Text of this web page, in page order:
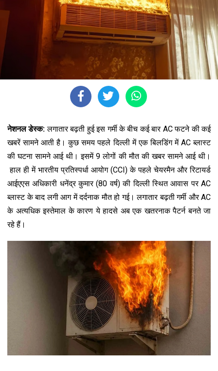
नेशनल डेस्क: लगातार बढ़ती हुई इस गर्मी के बीच कई बार AC फटने की कई
खबरें सामने आती है। कुछ समय पहले दिल्ली में एक बिलडिंग में AC ब्लास्ट
की घटना सामने आई थी। इसमें 9 लोगों की मौत की खबर सामने आई थी।
हाल ही में भारतीय प्रतिस्पर्धा आयोग (CCI) के पहले चेयरमैन और रिटायर्ड
आईएएस अधिकारी धनेंद्र कुमार (80 वर्ष) की दिल्ली स्थित आवास पर AC
ब्लास्ट के बाद लगी आग में दर्दनाक मौत हो गई। लगातार बढ़ती गर्मी और AC
के अत्यधिक इस्तेमाल के कारण ये हादसे अब एक खतरनाक पैटर्न बनते जा
रहे हैं।